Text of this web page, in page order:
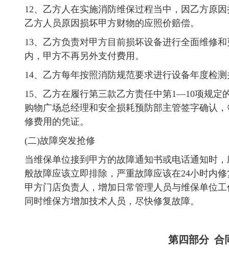
12、乙方人在实施消防维保过程当中，因乙方原
乙方人员原因损坏甲方财物的应照价赔偿。
13、乙方负责对甲方目前损坏设备进行全面维修
内，甲方不再另外支付费用。
14、乙方每年按照消防规范要求进行设备年度检
15、乙方在履行第三款乙方责任中第1—10项规定
购物广场总经理和安全损耗预防部主管签字确认
修费用的凭证。
(二)故障突发抢修
当维保单位接到甲方的故障通知书或电话通知时
般故障应该立即排除，严重故障应该在24小时内
甲方门店负责人，增加日常管理人员与维保单位
同时维保方增加技术人员，尽快修复故障。
第四部分 合